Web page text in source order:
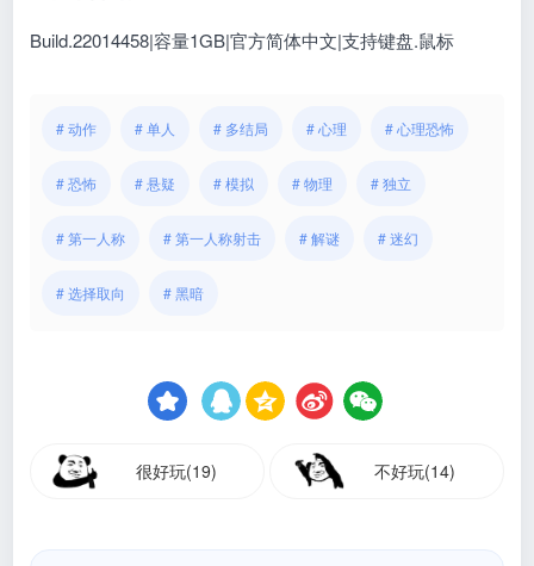
Build.22014458|容量1GB|官方简体中文|支持键盘.鼠标
# 动作 # 单人 # 多结局 # 心理 # 心理恐怖
# 恐怖 # 悬疑 # 模拟 # 物理 # 独立
# 第一人称 # 第一人称射击 # 解谜 # 迷幻
# 选择取向 # 黑暗
很好玩(19) 不好玩(14)